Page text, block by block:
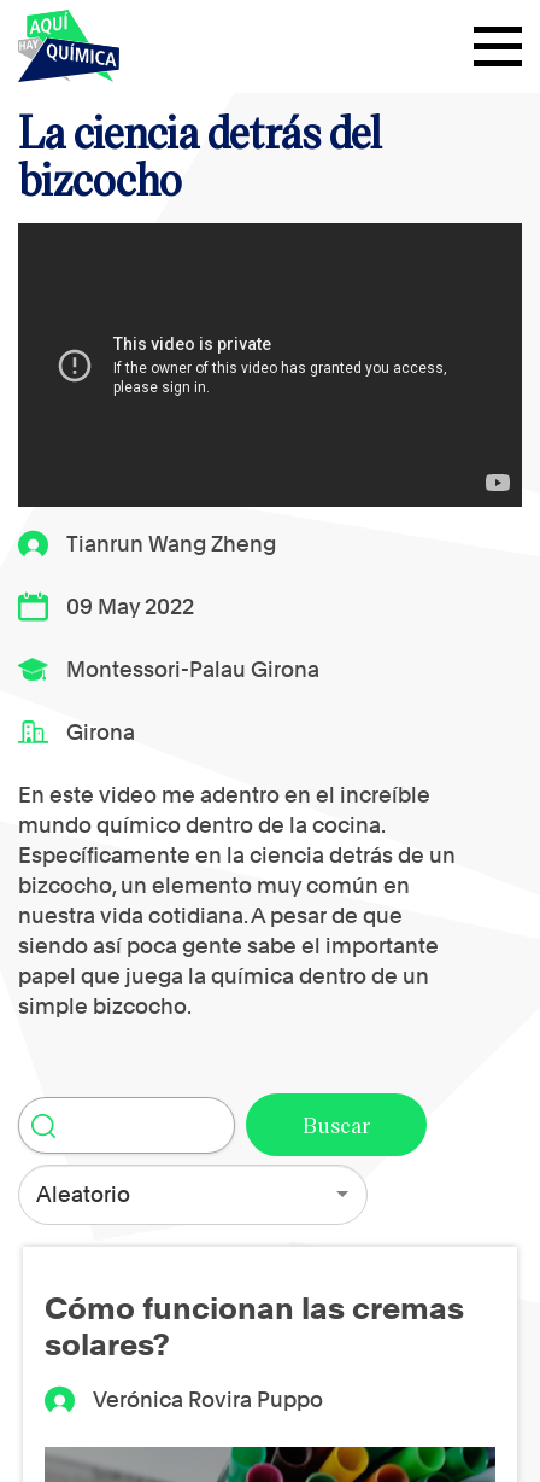
Tianrun Wang Zheng
09 May 2022
Montessori-Palau Girona
Girona
En este video me adentro en el increíble
mundo químico dentro de la cocina.
Específicamente en la ciencia detrás de un
bizcocho, un elemento muy común en
nuestra vida cotidiana. A pesar de que
siendo así poca gente sabe el importante
papel que juega la química dentro de un
simple bizcocho.
La ciencia detrás del
bizcocho
Aleatorio
Cómo funcionan las cremas
solares?
Verónica Rovira Puppo